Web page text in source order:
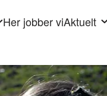
Her jobber viAktuelt